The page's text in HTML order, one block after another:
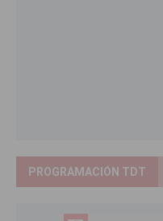
PROGRAMACIÓN TDT